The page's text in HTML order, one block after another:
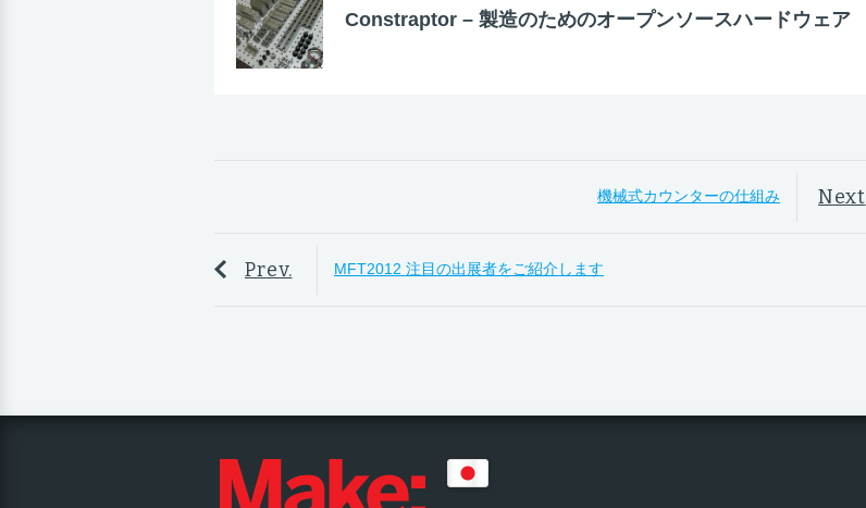
Constraptor – 製造のためのオープンソースハードウェア
機械式カウンターの仕組み Next
Prev. MFT2012 注目の出展者をご紹介します